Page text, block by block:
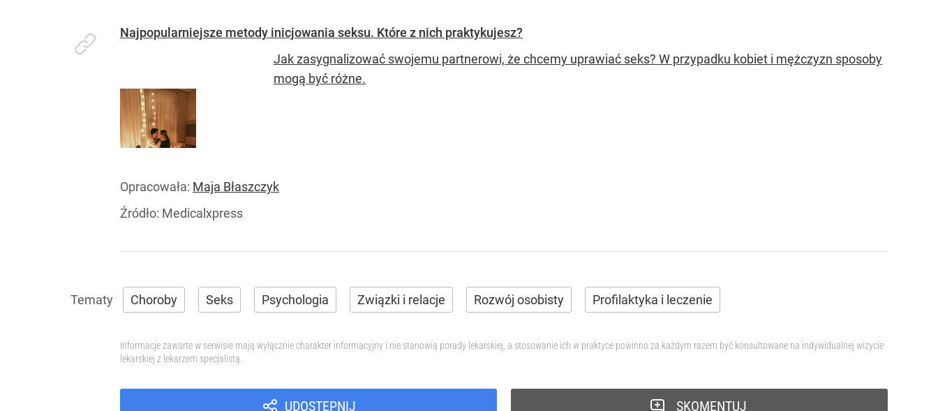
Najpopularniejsze metody inicjowania seksu. Które z nich praktykujesz?
Jak zasygnalizować swojemu partnerowi, że chcemy uprawiać seks? W przypadku kobiet i mężczyzn sposoby
mogą być różne.
Opracowała: Maja Błaszczyk
Źródło: Medicalxpress
Choroby Seks Psychologia Związki i relacje Rozwój osobisty Profilaktyka i leczenie
Informacje zawarte w serwisie mają wyłącznie charakter informacyjny i nie stanowią porady lekarskiej, a stosowanie ich w praktyce powinno za każdym razem być konsultowane na indywidualnej wizycie
lekarskiej z lekarzem specjalistą.
UDOSTĘPNIJ SKOMENTUJ